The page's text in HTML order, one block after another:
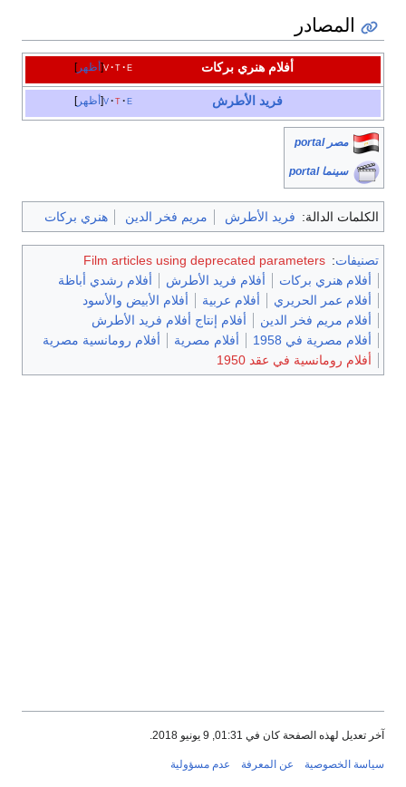
المصادر
أظهر v t e أفلام هنري بركات
أظهر v t e فريد الأطرش
مصر portal
سينما portal
الكلمات الدالة: فريد الأطرش مريم فخر الدين هنري بركات
تصنيفات:
Film articles using deprecated parameters
أفلام هنري بركات
أفلام فريد الأطرش
أفلام رشدي أباظة
أفلام عمر الحريري
أفلام عربية
أفلام الأبيض والأسود
أفلام مريم فخر الدين
أفلام إنتاج أفلام فريد الأطرش
أفلام مصرية في 1958
أفلام مصرية
أفلام رومانسية مصرية
أفلام رومانسية في عقد 1950
آخر تعديل لهذه الصفحة كان في 01:31, 9 يونيو 2018.
سياسة الخصوصية عن المعرفة عدم مسؤولية